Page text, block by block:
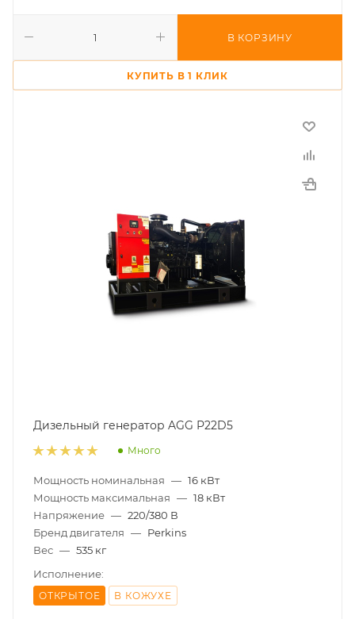
В КОРЗИНУ
КУПИТЬ В 1 КЛИК
Дизельный генератор AGG P22D5
Много
Мощность номинальная — 16 кВт
Мощность максимальная — 18 кВт
Напряжение — 220/380 В
Бренд двигателя — Perkins
Вес — 535 кг
Исполнение:
ОТКРЫТОЕ В КОЖУХЕ